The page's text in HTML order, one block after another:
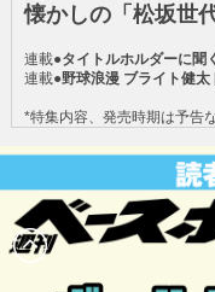
懐かしの「松坂世代
連載●タイトルホルダーに聞
連載●野球浪漫 ブライト健太
*特集内容、発売時期は予告